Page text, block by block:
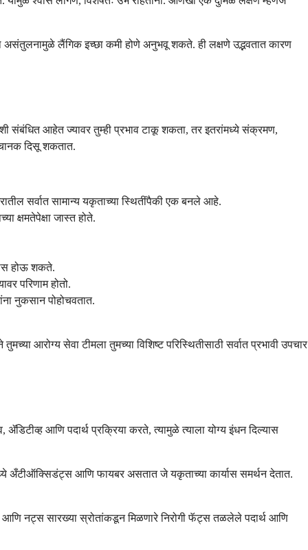
असंतुलनामुळे लैंगिक इच्छा कमी होणे अनुभवू शकते. ही लक्षणे उद्भवतात कारण
संबंधित आहेत ज्यावर तुम्ही प्रभाव टाकू शकता, तर इतरांमध्ये संक्रमण,
दिसू शकतात.
सर्वात सामान्य यकृताच्या स्थितींपैकी एक बनले आहे.
क्षमतेपेक्षा जास्त होते.
होऊ शकते.
परिणाम होतो.
नुकसान पोहोचवतात.
सेवा टीमला तुमच्या विशिष्ट परिस्थितीसाठी सर्वात प्रभावी उपचार
आणि पदार्थ प्रक्रिया करते, त्यामुळे त्याला योग्य इंधन दिल्यास
अँटीऑक्सिडंट्स आणि फायबर असतात जे यकृताच्या कार्यास समर्थन देतात.
आणि नट्स सारख्या स्रोतांकडून मिळणारे निरोगी फॅट्स तळलेले पदार्थ आणि